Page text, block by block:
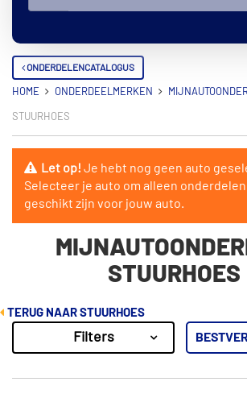
ONDERDELENCATALOGUS
HOME ONDERDEELMERKEN
STUURHOES
Let op!Je hebt nog geen auto
Selecteer je auto om alleen
geschikt zijn voor jouw auto.
STUURHOES
TERUG NAAR STUURHOES
Resultaten
×
Filters